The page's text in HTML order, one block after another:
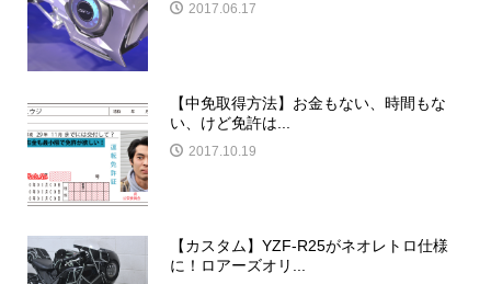
2017.06.17
【中免取得方法】お金もない、時間もな
い、けど免許は...
2017.10.19
【カスタム】YZF-R25がネオレトロ仕様
に！ロアーズオリ...